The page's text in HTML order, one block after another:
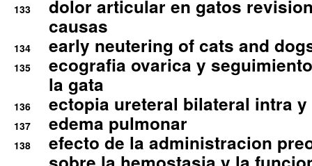
133
dolor articular en gatos
causas
134 early neutering of cats and
135
ecografia ovarica y
la gata
136 ectopia ureteral bilateral intra
137 edema pulmonar
138
efecto de la administracion